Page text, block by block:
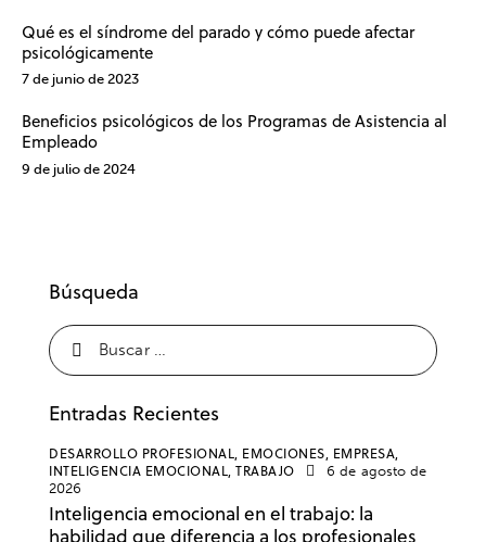
Qué es el síndrome del parado y cómo puede afectar
psicológicamente
7 de junio de 2023
Beneficios psicológicos de los Programas de Asistencia al
Empleado
9 de julio de 2024
Búsqueda
Entradas Recientes
DESARROLLO PROFESIONAL, EMOCIONES, EMPRESA,
INTELIGENCIA EMOCIONAL, TRABAJO
6 de agosto de
2026
Inteligencia emocional en el trabajo: la
habilidad que diferencia a los profesionales